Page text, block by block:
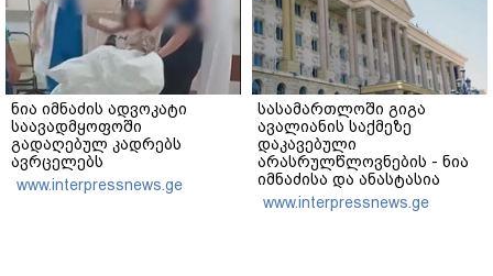
ნია იმნაძის ადვოკატი
საავადმყოფოში
გადაღებულ კადრებს
ავრცელებს
www.interpressnews.ge
სასამართლოში გიგა
ავალიანის საქმეზე
დაკავებული
არასრულწლოვნების - ნია
იმნაძისა და ანასტასია
ბერუაშვილის პროცესი
მიმდინარეობს
www.interpressnews.ge